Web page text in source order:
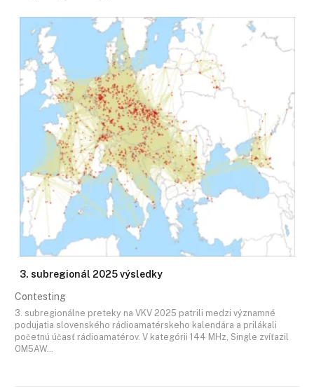
3. subregionál 2025 výsledky
Contesting
3. subregionálne preteky na VKV 2025 patrili medzi významné
podujatia slovenského rádioamatérskeho kalendára a prilákali
početnú účasť rádioamatérov. V kategórii 144 MHz, Single zvíťazil
OM5AW…